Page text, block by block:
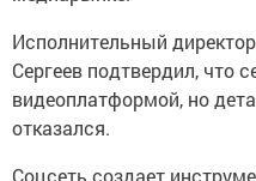
Исполнительный директор
Сергеев подтвердил, что
видеоплатформой, но
отказался.
Соцсеть создает